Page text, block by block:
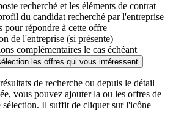
recherché et les éléments de contrat
du candidat recherché par l'entreprise
pour répondre à cette offre
de l'entreprise (si présente)
complémentaires le cas échéant
les offres qui vous intéressent
de recherche ou depuis le détail
vous pouvez ajouter la ou les offres de
Il suffit de cliquer sur l'icône